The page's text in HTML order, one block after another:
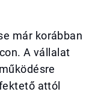
már korábban
A vállalat
attól